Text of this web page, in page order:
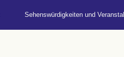
Sehenswürdigkeiten und